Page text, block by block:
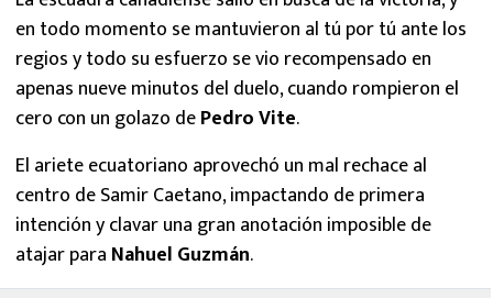
en todo momento se mantuvieron al tú por tú ante los
regios y todo su esfuerzo se vio recompensado en
apenas nueve minutos del duelo, cuando rompieron el
cero con un golazo dePedro Vite.
El ariete ecuatoriano aprovechó un mal rechace al
centro de Samir Caetano, impactando de primera
intención y clavar una gran anotación imposible de
atajar para Nahuel Guzmán.